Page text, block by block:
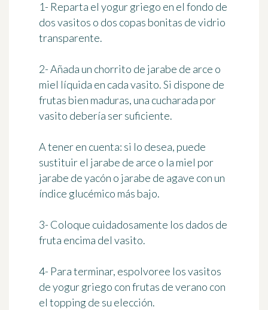
1- Reparta el yogur griego en el fondo de
dos vasitos o dos copas bonitas de vidrio
transparente.
2- Añada un chorrito de jarabe de arce o
miel líquida en cada vasito. Si dispone de
frutas bien maduras, una cucharada por
vasito debería ser suficiente.
A tener en cuenta: si lo desea, puede
sustituir el jarabe de arce o la miel por
jarabe de yacón o jarabe de agave con un
índice glucémico más bajo.
3- Coloque cuidadosamente los dados de
fruta encima del vasito.
4- Para terminar, espolvoree los vasitos
de yogur griego con frutas de verano con
el topping de su elección.